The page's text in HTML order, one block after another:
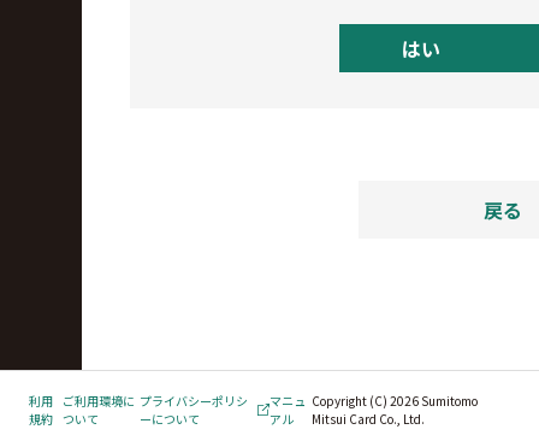
はい
戻る
利用
規約
ご利用環境に
ついて
プライバシーポリシ
ーについて
マニュ
アル
Copyright (C) 2026 Sumitomo
Mitsui Card Co., Ltd.